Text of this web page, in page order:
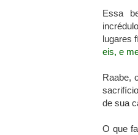
Essa
lugares
eis, e
Raabe,
de sua
O que